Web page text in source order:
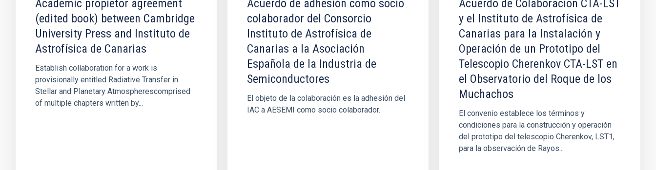
Academic propietor agreement
(edited book) between Cambridge
University Press and Instituto de
Astrofísica de Canarias
Establish collaboration for a work is
provisionally entitled Radiative Transfer in
Stellar and Planetary Atmospherescomprised
of multiple chapters written by...
Acuerdo de adhesión como socio
colaborador del Consorcio
Instituto de Astrofísica de
Canarias a la Asociación
Española de la Industria de
Semiconductores
El objeto de la colaboración es la adhesión del
IAC a AESEMI como socio colaborador.
Acuerdo de Colaboración CTA-LST
y el Instituto de Astrofísica de
Canarias para la Instalación y
Operación de un Prototipo del
Telescopio Cherenkov CTA-LST en
el Observatorio del Roque de los
Muchachos
El convenio establece los términos y
condiciones para la construcción y operación
del prototipo del telescopio Cherenkov, LST1,
para la observación de Rayos...